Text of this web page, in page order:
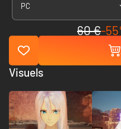
PC
60 €-
Visuels